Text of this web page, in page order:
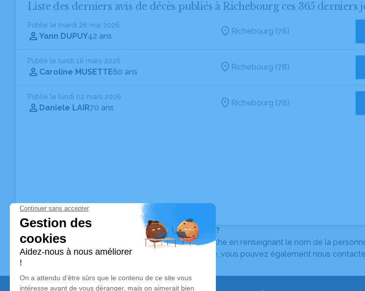
Liste des derniers avis de décès publiés à Richebourg ces 365 derniers
Publié le mardi 26 mai 2026
Yann DUPUY42 ans
Richebourg (78)
Publié le lundi 16 mars 2026
Caroline MUSETTE60 ans
Richebourg (78)
Publié le lundi 02 mars 2026
Daniele LAIR70 ans
Richebourg (78)
Vous ne trouvez pas l’avis de décès recherché ?
Pour affiner votre recherche, utilisez la barre de recherche en renseignant le nom de la
Pour toute question relative au fonctionnement du site, vous pouvez également nous